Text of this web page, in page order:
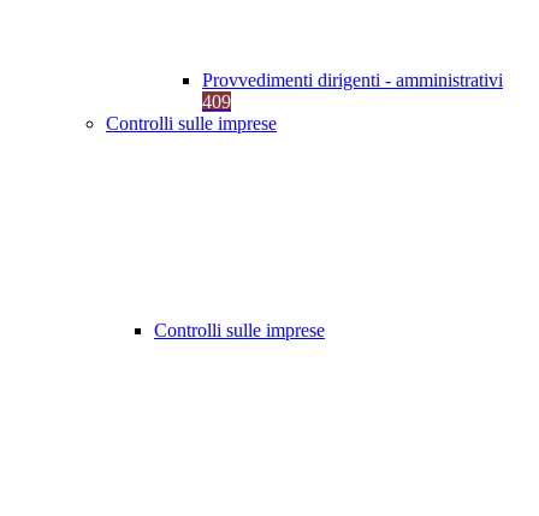
Provvedimenti dirigenti - amministrativi
409
Controlli sulle imprese
Controlli sulle imprese